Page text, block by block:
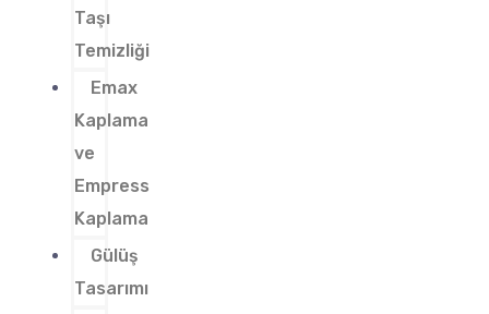
Taşı
Temizliği
Emax
Kaplama
ve
Empress
Kaplama
Gülüş
Tasarımı